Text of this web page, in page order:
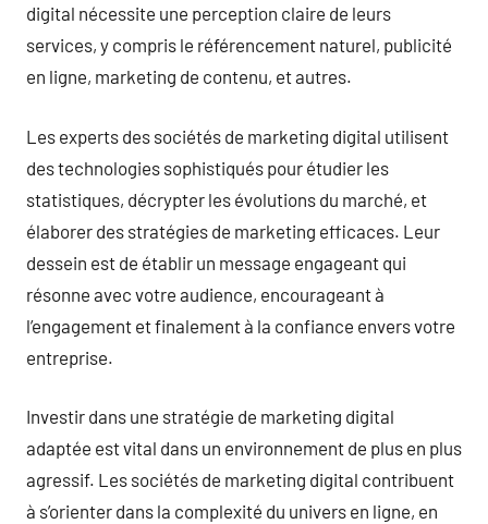
digital nécessite une perception claire de leurs
services, y compris le référencement naturel, publicité
en ligne, marketing de contenu, et autres.
Les experts des sociétés de marketing digital utilisent
des technologies sophistiqués pour étudier les
statistiques, décrypter les évolutions du marché, et
élaborer des stratégies de marketing efficaces. Leur
dessein est de établir un message engageant qui
résonne avec votre audience, encourageant à
l’engagement et finalement à la confiance envers votre
entreprise.
Investir dans une stratégie de marketing digital
adaptée est vital dans un environnement de plus en plus
agressif. Les sociétés de marketing digital contribuent
à s’orienter dans la complexité du univers en ligne, en